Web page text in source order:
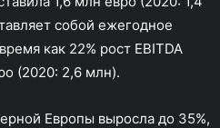
собой ежегодное
как 22% рост EBITDA
(2020: 2,6 млн).
Европы выросла до 35%,